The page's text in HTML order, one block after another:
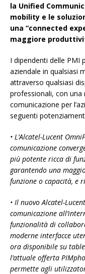
la Unified
mobility e le
una “connected
maggiore
I dipendenti delle PMI
aziendale in qualsiasi
attraverso qualsiasi
professionali, con una
comunicazione per
seguenti
• L’Alcatel-Lucent
comunicazione
più potente ricca di
garantendo una
funzione o capacità, e
• Il nuovo Alcatel-
comunicazione
funzionalità di
moderne interfacce
ora disponibile su
l’attuale offerta
permette agli